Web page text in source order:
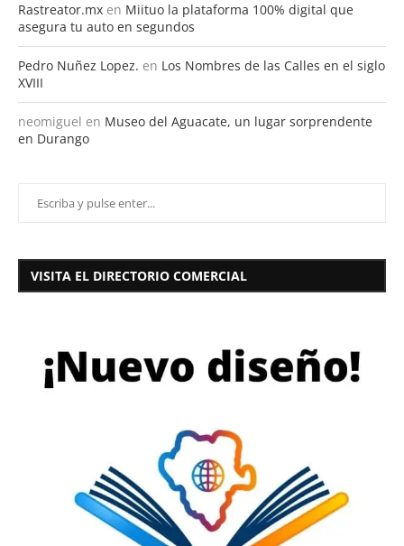
Rastreator.mx en Miituo la plataforma 100% digital que
asegura tu auto en segundos
Pedro Nuñez Lopez. en Los Nombres de las Calles en el siglo
XVIII
neomiguel en Museo del Aguacate, un lugar sorprendente
en Durango
VISITA EL DIRECTORIO COMERCIAL